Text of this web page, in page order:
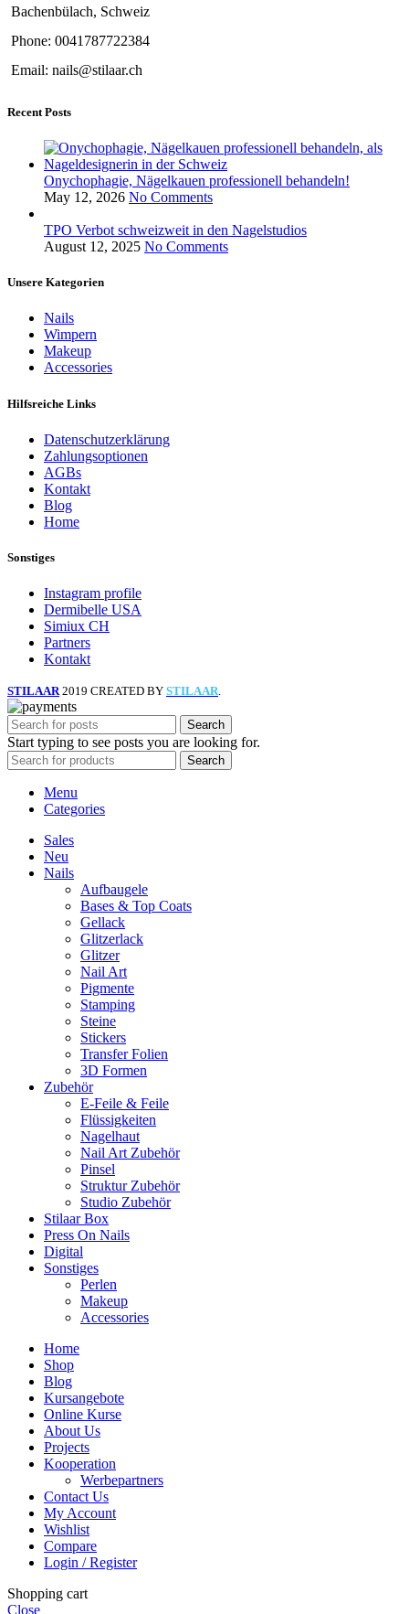
Bachenbülach, Schweiz
Phone: 0041787722384
Email: nails@stilaar.ch
Recent Posts
Onychophagie, Nägelkauen professionell behandeln!
May 12, 2026 No Comments
TPO Verbot schweizweit in den Nagelstudios
August 12, 2025 No Comments
Unsere Kategorien
Nails
Wimpern
Makeup
Accessories
Hilfsreiche Links
Datenschutzerklärung
Zahlungsoptionen
AGBs
Kontakt
Blog
Home
Sonstiges
Instagram profile
Dermibelle USA
Simiux CH
Partners
Kontakt
STILAAR 2019 CREATED BY STILAAR.
Search
Start typing to see posts you are looking for.
Search
Menu
Categories
Sales
Neu
Nails
Aufbaugele
Bases & Top Coats
Gellack
Glitzerlack
Glitzer
Nail Art
Pigmente
Stamping
Steine
Stickers
Transfer Folien
3D Formen
Zubehör
E-Feile & Feile
Flüssigkeiten
Nagelhaut
Nail Art Zubehör
Pinsel
Struktur Zubehör
Studio Zubehör
Stilaar Box
Press On Nails
Digital
Sonstiges
Perlen
Makeup
Accessories
Home
Shop
Blog
Kursangebote
Online Kurse
About Us
Projects
Kooperation
Werbepartners
Contact Us
My Account
Wishlist
Compare
Login / Register
Shopping cart
Close